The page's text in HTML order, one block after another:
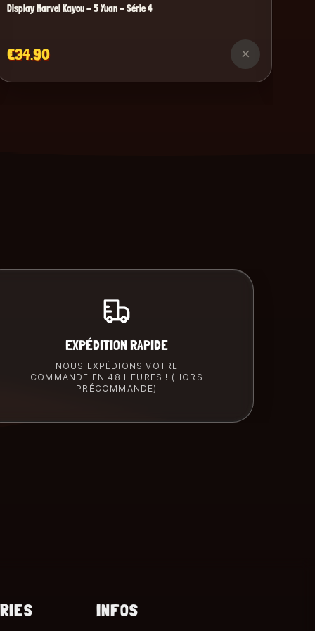
Display Marvel Kayou - 5 Yuan - Série 4
€34.90 ×
EXPÉDITION RAPIDE
NOUS EXPÉDIONS VOTRE
COMMANDE EN 48 HEURES ! (HORS
PRÉCOMMANDE)
INFOS